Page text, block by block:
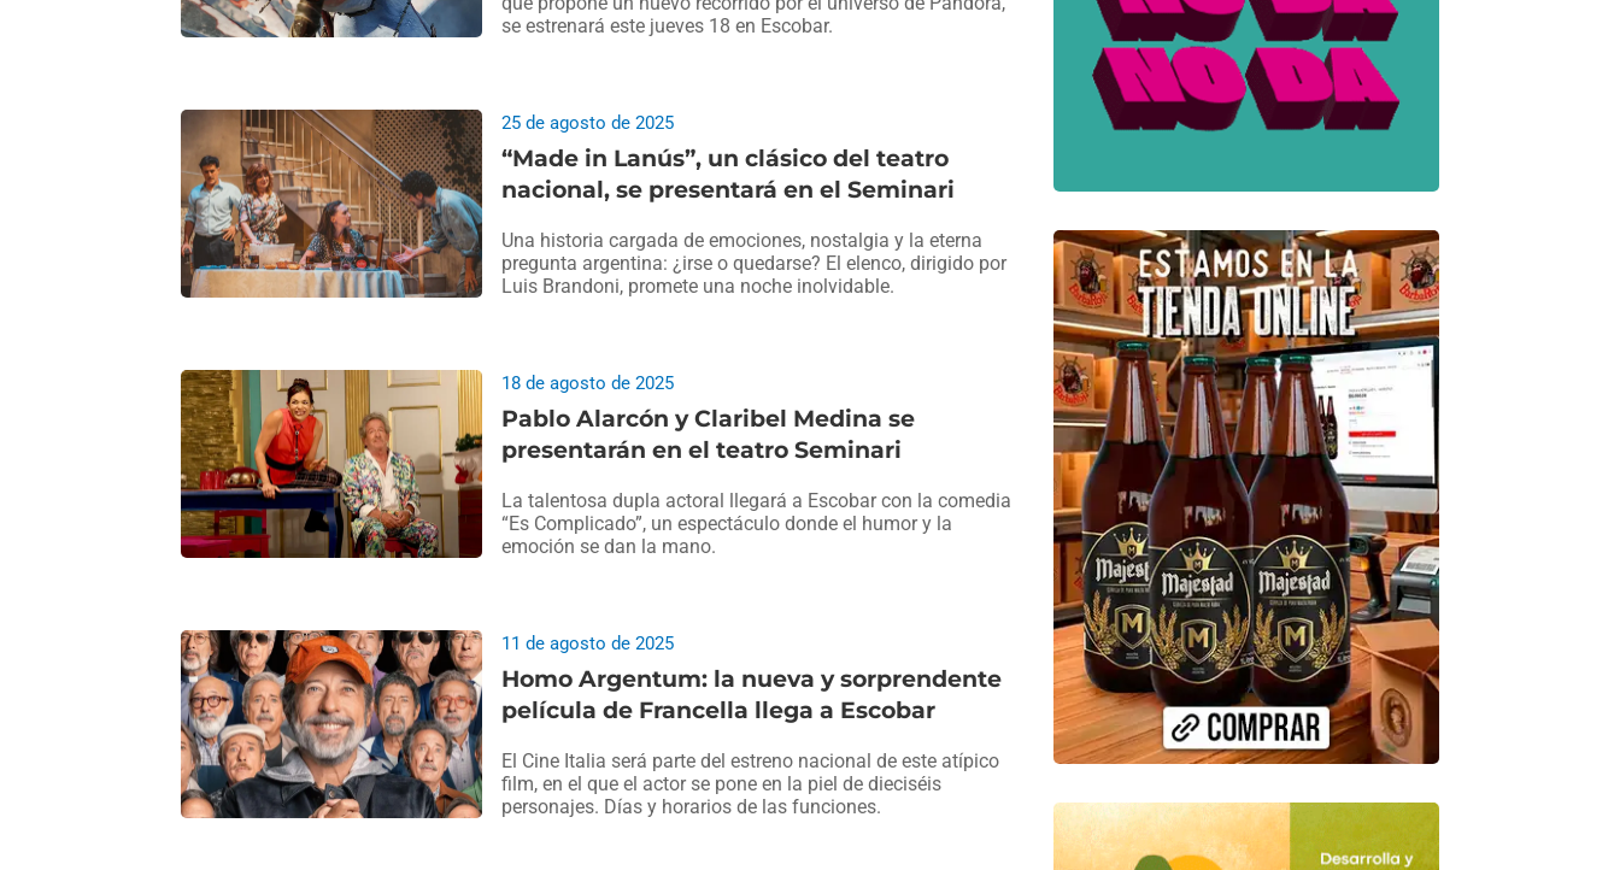
se estrenará este jueves 18 en Escobar.
“Made in Lanús”, un clásico del teatro
nacional, se presentará en el Seminari
25 de agosto de 2025
Una historia cargada de emociones, nostalgia y la eterna
pregunta argentina: ¿irse o quedarse? El elenco, dirigido por
Luis Brandoni, promete una noche inolvidable.
Pablo Alarcón y Claribel Medina se
presentarán en el teatro Seminari
18 de agosto de 2025
La talentosa dupla actoral llegará a Escobar con la comedia
“Es Complicado”, un espectáculo donde el humor y la
emoción se dan la mano.
Homo Argentum: la nueva y sorprendente
película de Francella llega a Escobar
11 de agosto de 2025
El Cine Italia será parte del estreno nacional de este atípico
film, en el que el actor se pone en la piel de dieciséis
personajes. Días y horarios de las funciones.